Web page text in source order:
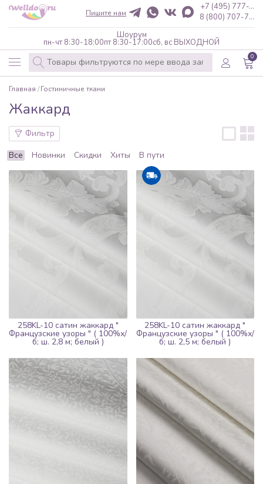
Шоурум
пн-чт 8:30-18:00пт 8:30-17:00сб, вс ВЫХОДНОЙ
+7 (495) 777-...
8 (800) 707-7...
Пишите нам
0
Главная Гостиничные ткани
Жаккард
Фильтр
Все
Новинки Скидки Хиты В пути
258KL-10 сатин жаккард "
Французские узоры " ( 100%х/
б; ш. 2,8 м; белый )
258KL-10 сатин жаккард "
Французские узоры " ( 100%х/
б; ш. 2,5 м; белый )